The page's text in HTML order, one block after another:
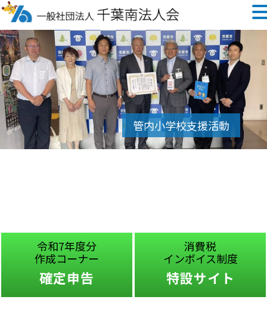
令和7年度分
作成コーナー
確定申告
消費税
インボイス制度
特設サイト